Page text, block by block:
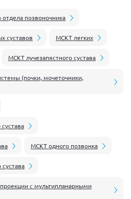
позвоночника
суставов МСКТ легких
МСКТ лучезапястного сустава
(почки, мочеточники,
МСКТ одного позвонка
с мультипланарными